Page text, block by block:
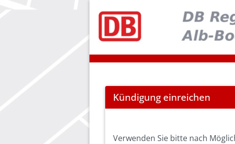
Cancel
Abo
Kündigung einreichen
Verwenden Sie bitte nach